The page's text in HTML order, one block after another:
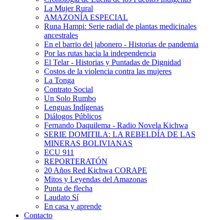
La Mujer Rural
AMAZONÍA ESPECIAL
Runa Hampi: Serie radial de plantas medicinales
ancestrales
En el barrio del jabonero - Historias de pandemia
Por las rutas hacia la independencia
El Telar - Historias y Puntadas de Dignidad
Costos de la violencia contra las mujeres
La Tonga
Contrato Social
Un Solo Rumbo
Lenguas Indígenas
Diálogos Públicos
Fernando Daquilema - Radio Novela Kichwa
SERIE DOMITILA: LA REBELDÍA DE LAS
MINERAS BOLIVIANAS
ECU 911
REPORTERATÓN
20 Años Red Kichwa CORAPE
Mitos y Leyendas del Amazonas
Punta de flecha
Laudato Sí
En casa y aprende
Contacto